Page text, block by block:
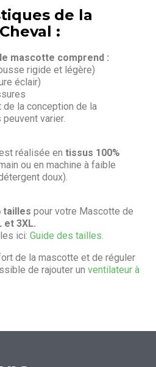
de la
:
mascotte comprend :
rigide et légère)
éclair)
la conception de la
varier.
réalisée en tissus 100%
ou en machine à faible
doux).
tailles pour votre Mascotte de
et 3XL.
ici: Guide des tailles.
de la mascotte et de réguler
de rajouter un ventilateur à